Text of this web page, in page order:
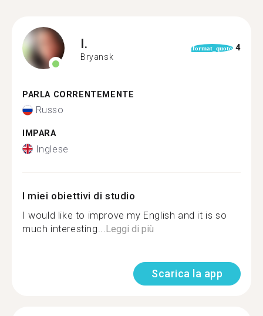
I.
Bryansk
format_quote 4
PARLA CORRENTEMENTE
Russo
IMPARA
Inglese
I miei obiettivi di studio
I would like to improve my English and it is so
much interesting... Leggi di più
Scarica la app